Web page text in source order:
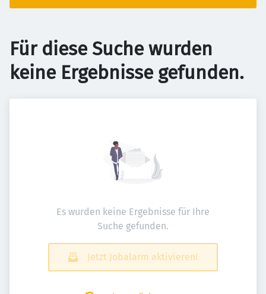
Für diese Suche wurden
keine Ergebnisse gefunden.
Es wurden keine Ergebnisse für Ihre
Suche gefunden.
Jetzt Jobalarm aktivieren!